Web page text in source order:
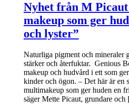
Nyhet från M
makeup som ger
och lyster”
Naturliga pigment och mineraler
stärker och återfuktar. Genious
makeup och hudvård i ett som
kinder och ögon. – Det här är en
multimakeup som ger huden en
säger Mette Picaut, grundare